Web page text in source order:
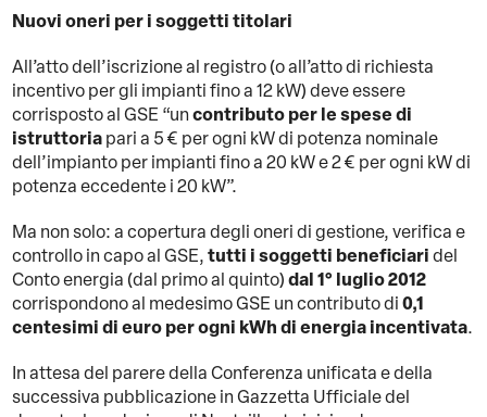
Nuovi oneri per i soggetti titolari
All’atto dell’iscrizione al registro (o all’atto di richiesta
incentivo per gli impianti fino a 12 kW) deve essere
corrisposto al GSE “uncontributo per le spese di
istruttoriapari a 5 € per ogni kW di potenza nominale
dell’impianto per impianti fino a 20 kW e 2 € per ogni kW di
potenza eccedente i 20 kW”.
Ma non solo: a copertura degli oneri di gestione, verifica e
controllo in capo al GSE,tutti i soggetti beneficiaridel
Conto energia (dal primo al quinto)dal 1° luglio 2012
corrispondono al medesimo GSE un contributo di0,1
centesimi di euro per ogni kWh di energia incentivata.
In attesa del parere della Conferenza unificata e della
successiva pubblicazione in Gazzetta Ufficiale del